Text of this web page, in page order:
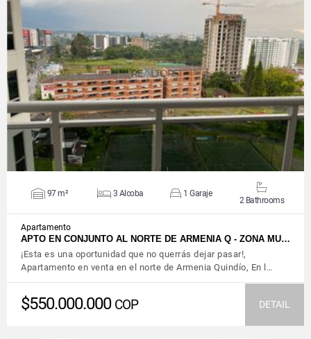
VIEW DETAILS
97 m² 3 Alcoba 1 Garaje
2 Bathrooms
Apartamento
APTO EN CONJUNTO AL NORTE DE ARMENIA Q - ZONA MU…
¡Esta es una oportunidad que no querrás dejar pasar!,
Apartamento en venta en el norte de Armenia Quindío, En l…
$550.000.000 COP DETAIL